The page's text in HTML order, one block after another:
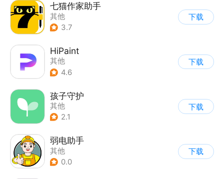
七猫作家助手
其他
3.7
下载
HiPaint
其他
4.6
下载
孩子守护
其他
2.1
下载
弱电助手
其他
0.0
下载